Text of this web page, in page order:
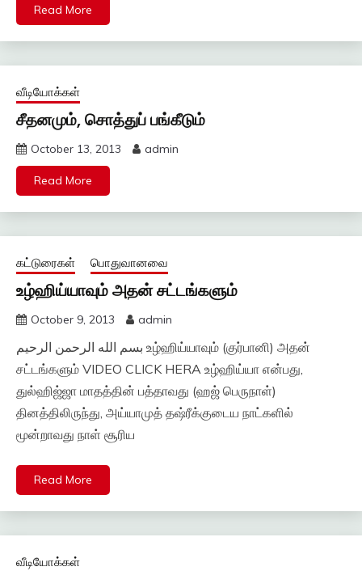
Read More
வீடியோக்கள்
சீதனமும், சொத்துப் பங்கீடும்
October 13, 2013 admin
Read More
கட்டுரைகள் பொதுவானவை
உழ்ஹிய்யாவும் அதன் சட்டங்களும்
October 9, 2013 admin
بسم الله الرحمن الرحيم உழ்ஹிய்யாவும் (குர்பானி) அதன்
சட்டங்களும் VIDEO CLICK HERA உழ்ஹிய்யா என்பது,
துல்ஹிஜ்ஜா மாதத்தின் பத்தாவது (ஹஜ் பெருநாள்)
தினத்திலிருந்து, அய்யாமுத் தஷ்ரீக்குடைய நாட்களில்
மூன்றாவது நாள் சூரிய
Read More
வீடியோக்கள்